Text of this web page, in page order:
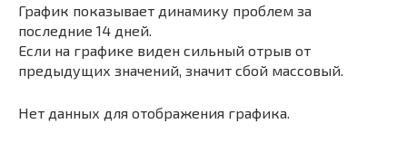
График показывает динамику проблем за
последние 14 дней.
Если на графике виден сильный отрыв от
предыдущих значений, значит сбой массовый.
Нет данных для отображения графика.